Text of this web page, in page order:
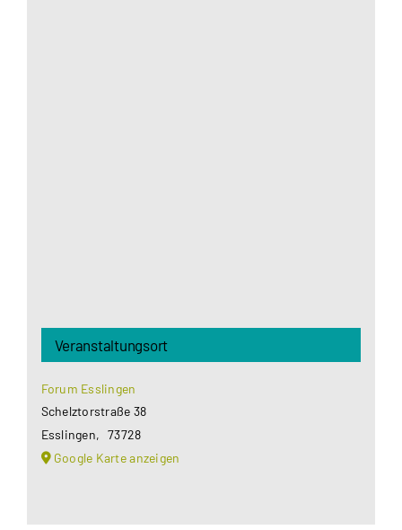
Veranstaltungsort
Forum Esslingen
Schelztorstraße 38
Esslingen, 73728
Google Karte anzeigen